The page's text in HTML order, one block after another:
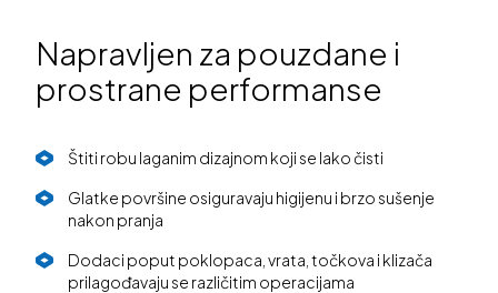
Napravljen za pouzdane i
prostrane performanse
Štiti robu laganim dizajnom koji se lako čisti
Glatke površine osiguravaju higijenu i brzo sušenje
nakon pranja
Dodaci poput poklopaca, vrata, točkova i klizača
prilagođavaju se različitim operacijama